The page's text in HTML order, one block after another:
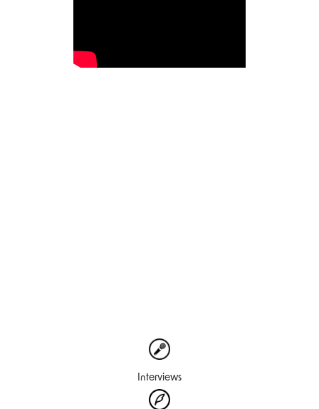
Interviews